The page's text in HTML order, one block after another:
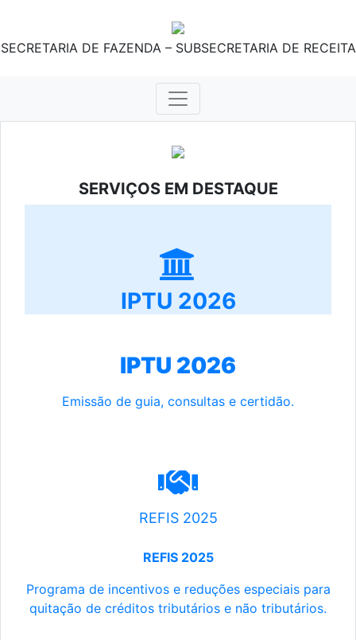
SECRETARIA DE FAZENDA – SUBSECRETARIA DE RECEITA
SERVIÇOS EM DESTAQUE
IPTU 2026
IPTU 2026
Emissão de guia, consultas e certidão.
REFIS 2025
REFIS 2025
Programa de incentivos e reduções especiais para
quitação de créditos tributários e não tributários.